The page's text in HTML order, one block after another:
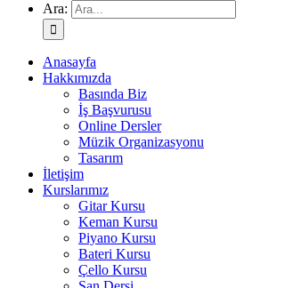
Ara:
Anasayfa
Hakkımızda
Basında Biz
İş Başvurusu
Online Dersler
Müzik Organizasyonu
Tasarım
İletişim
Kurslarımız
Gitar Kursu
Keman Kursu
Piyano Kursu
Bateri Kursu
Çello Kursu